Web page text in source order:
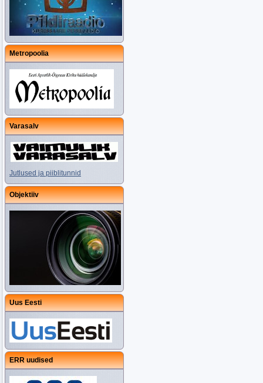
Metropoolia
Varasalv
Jutlused ja piiblitunnid
Objektiiv
Uus Eesti
ERR uudised